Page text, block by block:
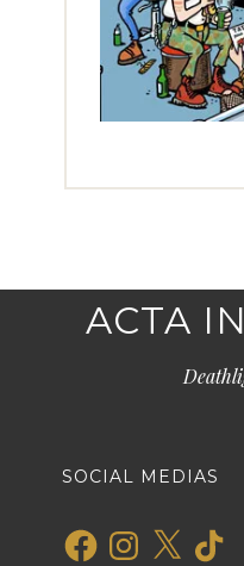
ACTA
SOCIAL MEDIAS
FacebookInstagram
X TikTok